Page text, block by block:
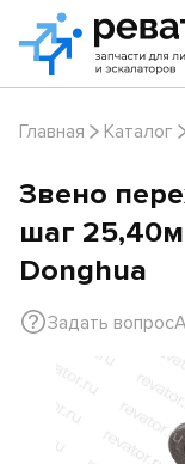
Главная Каталог
Звено
шаг
Donghua
Задать вопрос